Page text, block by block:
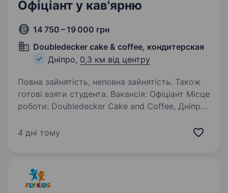
Офіціант у кав'ярню
14 750 – 19 000 грн
Doubledecker cake & coffee, кондитерская
Дніпро, 0,3 км від центру
Повна зайнятість, неповна зайнятість. Також
готові взяти студента. Вакансія: Офіціант Місце
роботи: Doubledecker Cake and Coffee, Дніпро
Coffee — це кондитерська в серці Дніпра,
4 дні тому